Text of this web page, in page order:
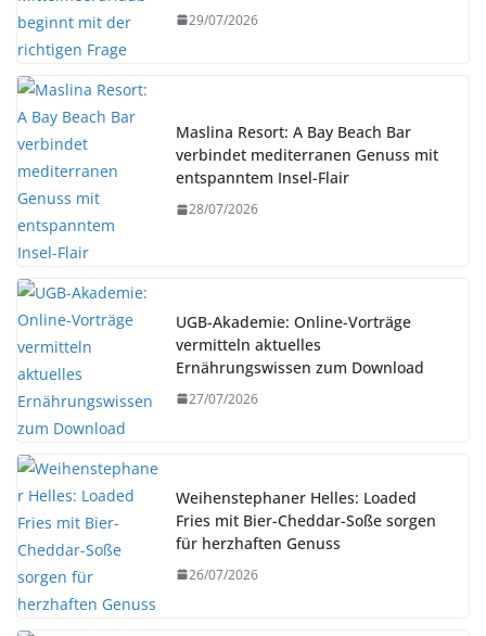
29/07/2026
Maslina Resort: A Bay Beach Bar
verbindet mediterranen Genuss mit
entspanntem Insel-Flair
28/07/2026
UGB-Akademie: Online-Vorträge
vermitteln aktuelles
Ernährungswissen zum Download
27/07/2026
Weihenstephaner Helles: Loaded
Fries mit Bier-Cheddar-Soße sorgen
für herzhaften Genuss
26/07/2026